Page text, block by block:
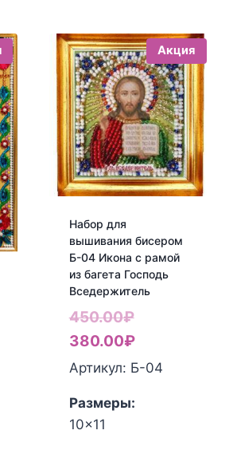
Акция
Набор для
вышивания бисером
Б-04 Икона с рамой
из багета Господь
Вседержитель
450.00₽
цена
составляла
380.00₽Текущая
цена:
Артикул: Б-04
Размеры:
10x11